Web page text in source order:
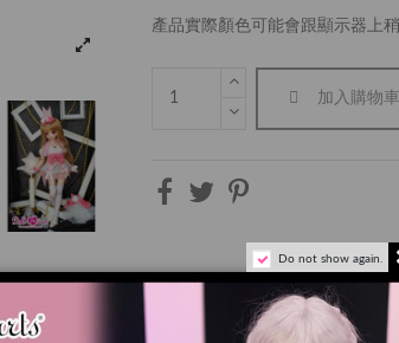
產品實際顏色可能會跟顯示器上
加入購物車
Do not show again.